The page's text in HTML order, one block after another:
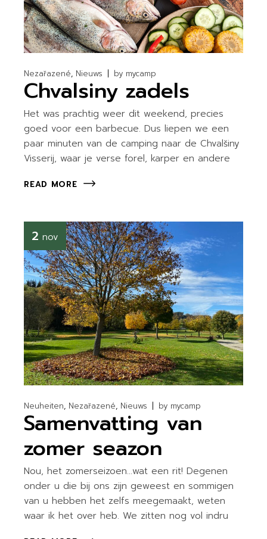
Nezařazené Nieuws by mycamp
Chvalsiny zadels
Het was prachtig weer dit weekend, precies
goed voor een barbecue. Dus liepen we een
paar minuten van de camping naar de Chvalšiny
Visserij, waar je verse forel, karper en andere
READ MORE
2 nov
Neuheiten Nezařazené Nieuws by mycamp
Samenvatting van
zomer seazon
Nou, het zomerseizoen…wat een rit! Degenen
onder u die bij ons zijn geweest en sommigen
van u hebben het zelfs meegemaakt, weten
waar ik het over heb. We zitten nog vol indru